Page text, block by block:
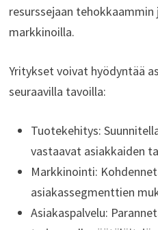
resurssejaan
markkinoilla.
Yritykset voivat hyödyntää
seuraavilla tavoilla:
Tuotekehitys:
vastaavat asiakkaiden
Markkinointi:
asiakassegmenttien
Asiakaspalvelu: